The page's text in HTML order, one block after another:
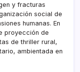
y fracturas
social de
humanas. En
proyección de
de thriller rural,
ambientada en